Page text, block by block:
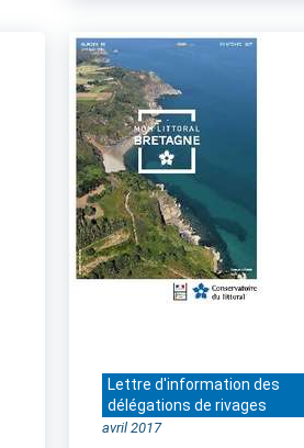
Lettre d'information des
délégations de rivages
avril 2017